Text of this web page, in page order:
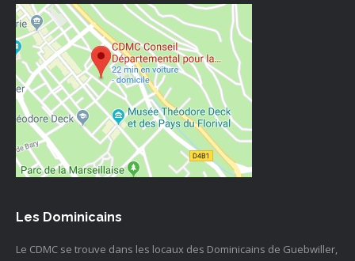
Les Dominicains
Le CDMC se trouve dans les locaux des Dominicains de Guebwiller,